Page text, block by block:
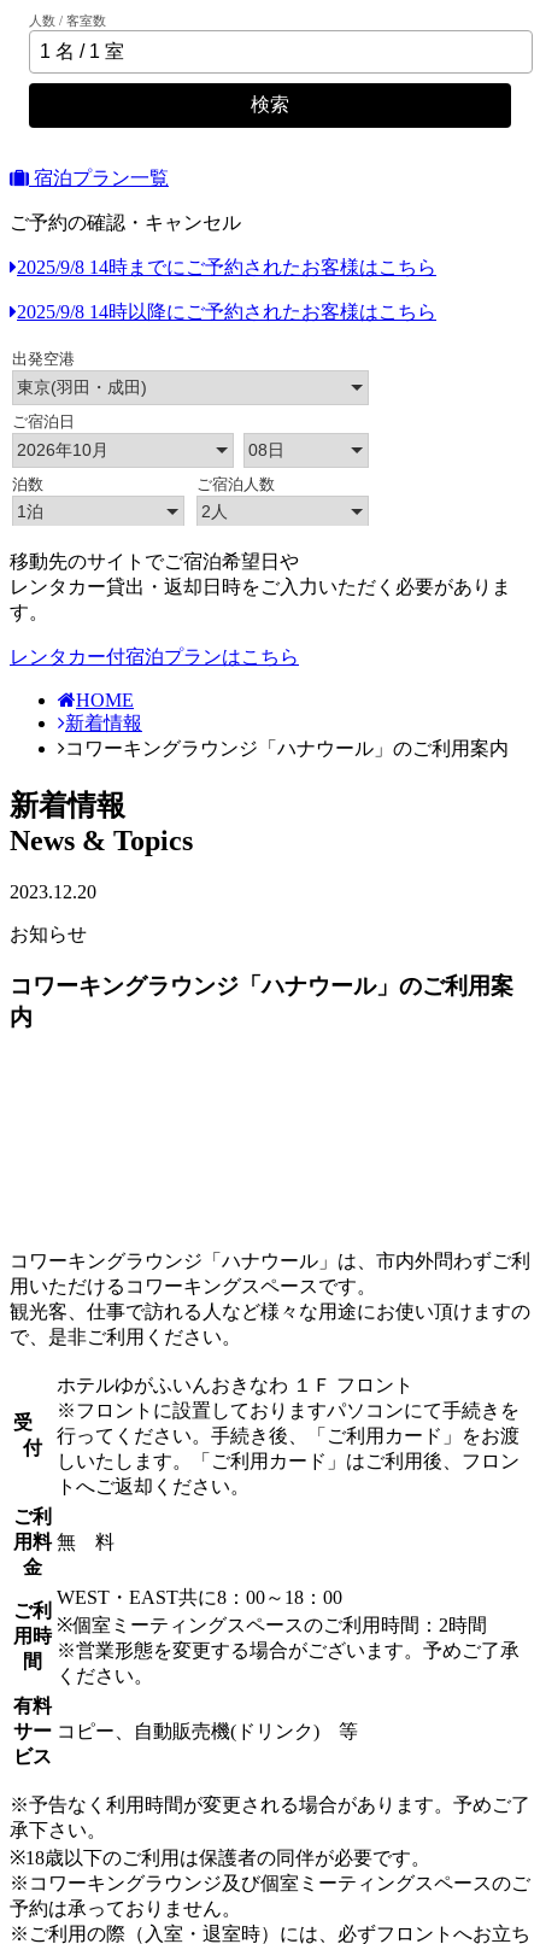
人数 / 客室数
検索
宿泊プラン一覧
ご予約の確認・キャンセル
2025/9/8 14時までにご予約されたお客様はこちら
2025/9/8 14時以降にご予約されたお客様はこちら
移動先のサイトでご宿泊希望日や
レンタカー貸出・返却日時をご入力いただく必要がありま
す。
レンタカー付宿泊プランはこちら
HOME
新着情報
コワーキングラウンジ「ハナウール」のご利用案内
新着情報
News & Topics
2023.12.20
お知らせ
コワーキングラウンジ「ハナウール」のご利用案
内
コワーキングラウンジ「ハナウール」は、市内外問わずご利
用いただけるコワーキングスペースです。
観光客、仕事で訪れる人など様々な用途にお使い頂けますの
で、是非ご利用ください。
受
付
ホテルゆがふいんおきなわ １Ｆ フロント
※フロントに設置しておりますパソコンにて手続きを
行ってください。手続き後、「ご利用カード」をお渡
しいたします。「ご利用カード」はご利用後、フロン
トへご返却ください。
ご利
用料
金
無 料
ご利
用時
間
WEST・EAST共に8：00～18：00
※個室ミーティングスペースのご利用時間：2時間
※営業形態を変更する場合がございます。予めご了承
ください。
有料
サー
ビス
コピー、自動販売機(ドリンク) 等
※予告なく利用時間が変更される場合があります。予めご了
承下さい。
※18歳以下のご利用は保護者の同伴が必要です。
※コワーキングラウンジ及び個室ミーティングスペースのご
予約は承っておりません。
※ご利用の際（入室・退室時）には、必ずフロントへお立ち